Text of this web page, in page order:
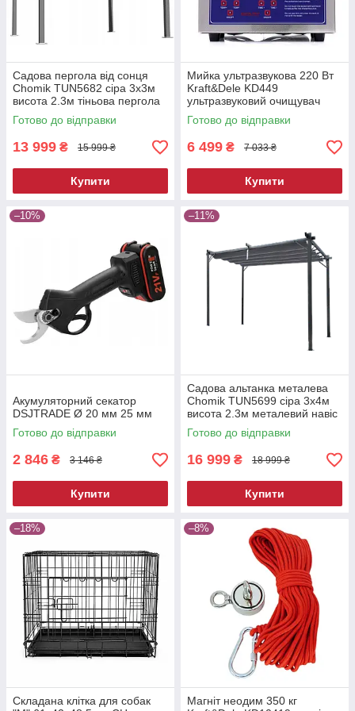
Садова пергола від сонця
Chomik TUN5682 сіра 3х3м
висота 2.3м тіньова пергола
для двору
Готово до відправки
13 999 ₴ 15 999 ₴
Купити
Мийка ультразвукова 220 Вт
Kraft&Dele KD449
ультразвуковий очищувач
Готово до відправки
6 499 ₴ 7 033 ₴
Купити
–10%
Акумуляторний секатор
DSJTRADE Ø 20 мм 25 мм
Готово до відправки
2 846 ₴ 3 146 ₴
Купити
–11%
Садова альтанка металева
Chomik TUN5699 сіра 3х4м
висота 2.3м металевий навіс
від сонця
Готово до відправки
16 999 ₴ 18 999 ₴
Купити
–18%
Складана клітка для собак
–8%
Магніт неодим 350 кг